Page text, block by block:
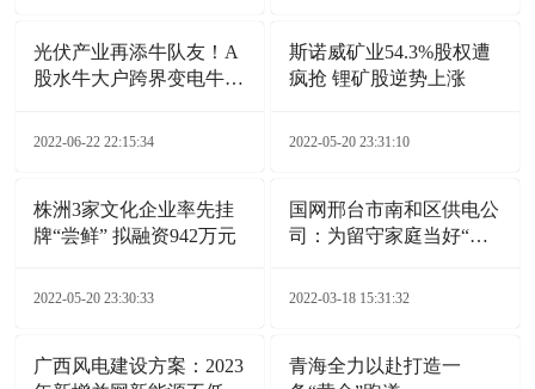
光伏产业再添牛队友！A
股水牛大户跨界变电牛，
2022-06-22 22:15:34
斯诺威矿业54.3%股权遭
疯抢 锂矿股逆势上涨
2022-05-20 23:31:10
株洲3家文化企业率先挂
牌“尝鲜” 拟融资942万元
2022-05-20 23:30:33
国网邢台市南和区供电公
司：为留守家庭当好“电
2022-03-18 15:31:32
广西风电建设方案：2023
青海全力以赴打造一